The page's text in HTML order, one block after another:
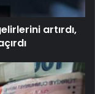
artırdı,